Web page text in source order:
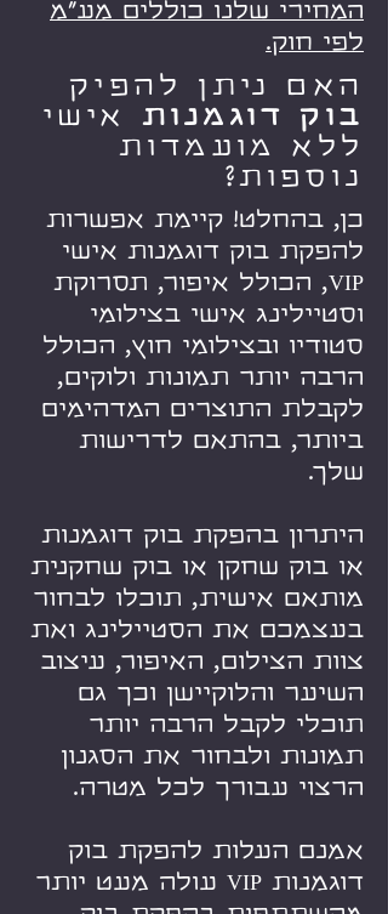
המחירי שלנו כוללים מע"מ
לפי חוק.
האם ניתן להפיק
בוק דוגמנות אישי
ללא מועמדות
נוספות?
כן, בהחלט! קיימת אפשרות
להפקת בוק דוגמנות אישי
VIP, הכולל איפור, תסרוקת
וסטיילינג אישי בצילומי
סטודיו ובצילומי חוץ, הכולל
הרבה יותר תמונות ולוקים,
לקבלת התוצרים המדהימים
ביותר, בהתאם לדרישות
שלך.
היתרון בהפקת בוק דוגמנות
או בוק שחקן או בוק שחקנית
מותאם אישית, תוכלו לבחור
בעצמכם את הסטיילינג ואת
צוות הצילום, האיפור, עיצוב
השיער והלוקיישן וכך גם
תוכלי לקבל הרבה יותר
תמונות ולבחור את הסגנון
הרצוי עבורך לכל מטרה.
אמנם העלות להפקת בוק
דוגמנות VIP עולה מעט יותר